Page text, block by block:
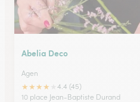
Abelia Deco
Agen
★★★★
4.4 (45)
10 place Jean-Baptiste Durand